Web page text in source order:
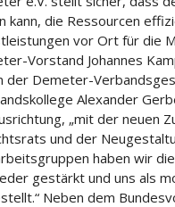
kann, die Ressourcen
vor Ort für die
Vorstand Johannes
der Demeter-
Alexander
„mit der neuen
und der
haben wir
gestärkt und uns als
Neben dem